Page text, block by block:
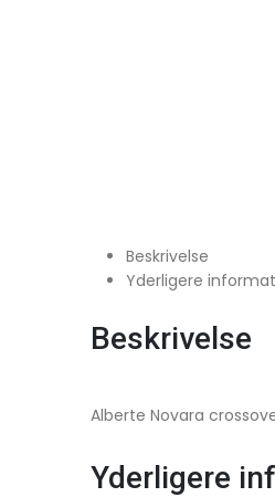
Beskrivelse
Yderligere
Beskrivelse
Alberte Novara
Yderligere